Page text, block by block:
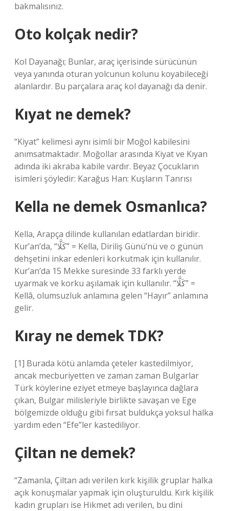
bakmalısınız.
Oto kolçak nedir?
Kol Dayanağı; Bunlar, araç içerisinde sürücünün
veya yanında oturan yolcunun kolunu koyabileceği
alanlardır. Bu parçalara araç kol dayanağı da denir.
Kıyat ne demek?
“Kiyat” kelimesi aynı isimli bir Moğol kabilesini
anımsatmaktadır. Moğollar arasında Kiyat ve Kıyan
adında iki akraba kabile vardır. Beyaz Çocukların
isimleri şöyledir: Karağus Han: Kuşların Tanrısı
Kella ne demek Osmanlıca?
Kella, Arapça dilinde kullanılan edatlardan biridir.
Kur’an’da, “كَلَّا” = Kella, Diriliş Günü’nü ve o günün
dehşetini inkar edenleri korkutmak için kullanılır.
Kur’an’da 15 Mekke suresinde 33 farklı yerde
uyarmak ve korku aşılamak için kullanılır. “كَلَّا” =
Kellâ, olumsuzluk anlamına gelen “Hayır” anlamına
gelir.
Kıray ne demek TDK?
[1] Burada kötü anlamda çeteler kastedilmiyor,
ancak mecburiyetten ve zaman zaman Bulgarlar
Türk köylerine eziyet etmeye başlayınca dağlara
çıkan, Bulgar milisleriyle birlikte savaşan ve Ege
bölgemizde olduğu gibi fırsat buldukça yoksul halka
yardım eden “Efe”ler kastediliyor.
Çiltan ne demek?
“Zamanla, Çiltan adı verilen kırk kişilik gruplar halka
açık konuşmalar yapmak için oluşturuldu. Kırk kişilik
kadın grupları ise Hikmet adı verilen, bu dini